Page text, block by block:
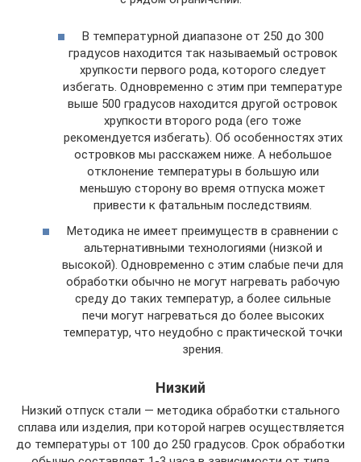
В температурной диапазоне от 250 до 300
градусов находится так называемый островок
хрупкости первого рода, которого следует
избегать. Одновременно с этим при температуре
выше 500 градусов находится другой островок
хрупкости второго рода (его тоже
рекомендуется избегать). Об особенностях этих
островков мы расскажем ниже. А небольшое
отклонение температуры в большую или
меньшую сторону во время отпуска может
привести к фатальным последствиям.
Методика не имеет преимуществ в сравнении с
альтернативными технологиями (низкой и
высокой). Одновременно с этим слабые печи для
обработки обычно не могут нагревать рабочую
среду до таких температур, а более сильные
печи могут нагреваться до более высоких
температур, что неудобно с практической точки
зрения.
Низкий
Низкий отпуск стали — методика обработки стального
сплава или изделия, при которой нагрев осуществляется
до температуры от 100 до 250 градусов. Срок обработки